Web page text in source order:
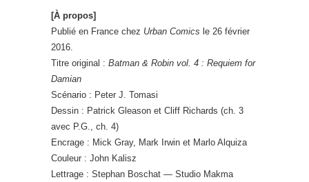
[À propos]
Publié en France chez Urban Comics le 26 février
2016.
Titre original : Batman & Robin vol. 4 : Requiem for
Damian
Scénario : Peter J. Tomasi
Dessin : Patrick Gleason et Cliff Richards (ch. 3
avec P.G., ch. 4)
Encrage : Mick Gray, Mark Irwin et Marlo Alquiza
Couleur : John Kalisz
Lettrage : Stephan Boschat — Studio Makma